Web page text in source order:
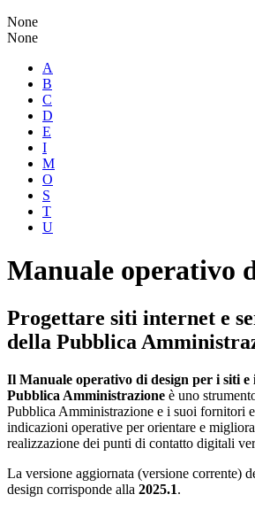
None
None
A
B
C
D
E
I
M
O
S
T
U
Manuale operativo
Progettare siti internet e
della Pubblica
Il Manuale operativo di design per i siti e
Pubblica Amministrazione è uno
Pubblica Amministrazione e i suoi fornitori
indicazioni operative per orientare e
realizzazione dei punti di contatto digitali
La versione aggiornata (versione corrente)
design corrisponde alla 2025.1.